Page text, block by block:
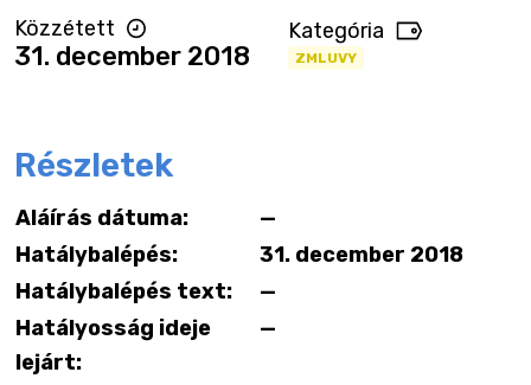
Közzétett
31. december 2018
Kategória
ZMLUVY
Részletek
Aláírás dátuma:
—
Hatálybalépés:
31. december 2018
Hatálybalépés text:
—
Hatályosság ideje
lejárt:
—